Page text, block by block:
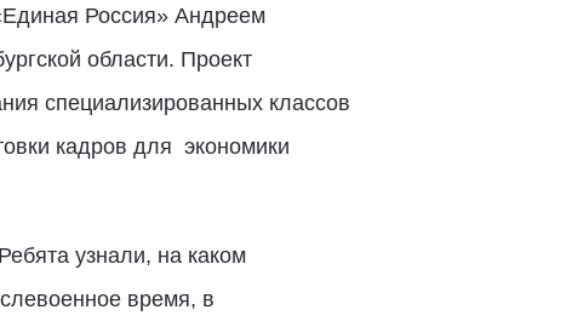
Россия» Андреем
области. Проект
специализированных классов
кадров для экономики
узнали, на каком
время, в